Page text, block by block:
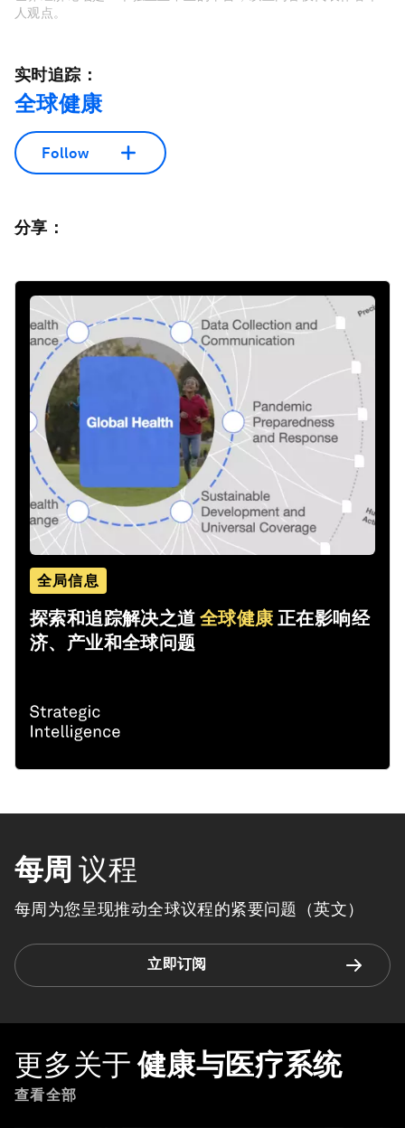
人观点。
实时追踪：
全球健康
Follow
分享：
全局信息
探索和追踪解决之道 全球健康 正在影响经
济、产业和全球问题
每周 议程
每周为您呈现推动全球议程的紧要问题（英文）
立即订阅
更多关于 健康与医疗系统
查看全部